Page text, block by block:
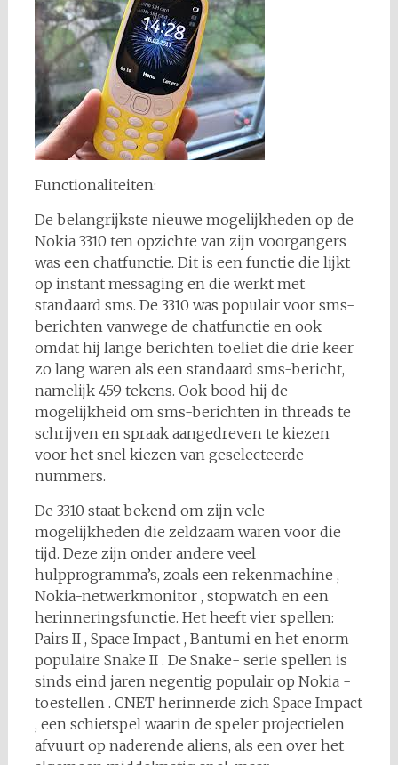
Functionaliteiten:
De belangrijkste nieuwe mogelijkheden op de
Nokia 3310 ten opzichte van zijn voorgangers
was een chatfunctie. Dit is een functie die lijkt
op instant messaging en die werkt met
standaard sms. De 3310 was populair voor sms-
berichten vanwege de chatfunctie en ook
omdat hij lange berichten toeliet die drie keer
zo lang waren als een standaard sms-bericht,
namelijk 459 tekens. Ook bood hij de
mogelijkheid om sms-berichten in threads te
schrijven en spraak aangedreven te kiezen
voor het snel kiezen van geselecteerde
nummers.
De 3310 staat bekend om zijn vele
mogelijkheden die zeldzaam waren voor die
tijd. Deze zijn onder andere veel
hulpprogramma’s, zoals een rekenmachine ,
Nokia-netwerkmonitor , stopwatch en een
herinneringsfunctie. Het heeft vier spellen:
Pairs II , Space Impact , Bantumi en het enorm
populaire Snake II . De Snake- serie spellen is
sinds eind jaren negentig populair op Nokia -
toestellen . CNET herinnerde zich Space Impact
, een schietspel waarin de speler projectielen
afvuurt op naderende aliens, als een over het